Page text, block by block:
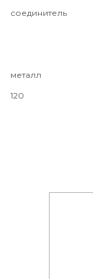
соединитель
металл
120